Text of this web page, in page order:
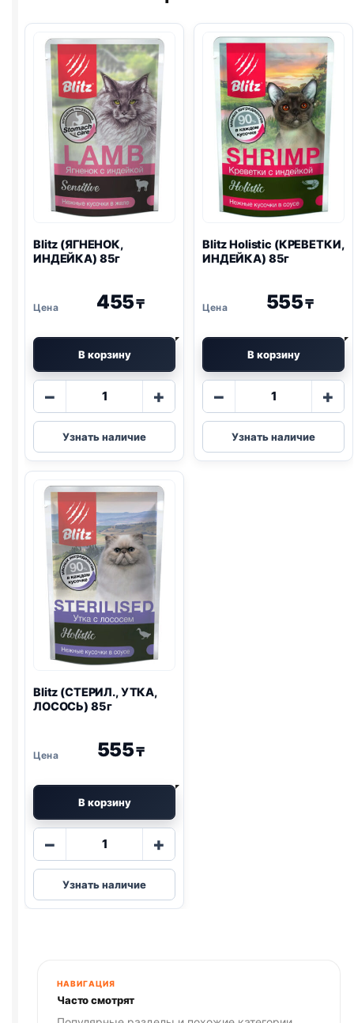
Blitz (ЯГНЕНОК,
ИНДЕЙКА) 85г
455₸
В корзину
−
Количество
Blitz
(ЯГНЕНОК,
ИНДЕЙКА)
+
Узнать наличие
Blitz Holistic (КРЕВЕТКИ,
ИНДЕЙКА) 85г
555₸
В корзину
−
Количество
Blitz
Holistic
(КРЕВЕТКИ,
+
Узнать наличие
Blitz (СТЕРИЛ., УТКА,
ЛОСОСЬ) 85г
555₸
В корзину
−
Количество
Blitz
(СТЕРИЛ.,
УТКА,
+
Узнать наличие
НАВИГАЦИЯ
Часто смотрят